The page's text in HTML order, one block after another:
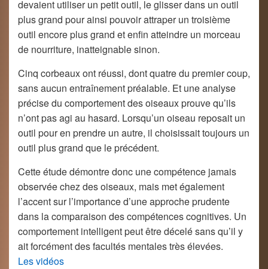
devaient utiliser un petit outil, le glisser dans un outil
plus grand pour ainsi pouvoir attraper un troisième
outil encore plus grand et enfin atteindre un morceau
de nourriture, inatteignable sinon.
Cinq corbeaux ont réussi, dont quatre du premier coup,
sans aucun entraînement préalable. Et une analyse
précise du comportement des oiseaux prouve qu’ils
n’ont pas agi au hasard. Lorsqu’un oiseau reposait un
outil pour en prendre un autre, il choisissait toujours un
outil plus grand que le précédent.
Cette étude démontre donc une compétence jamais
observée chez des oiseaux, mais met également
l’accent sur l’importance d’une approche prudente
dans la comparaison des compétences cognitives. Un
comportement intelligent peut être décelé sans qu’il y
ait forcément des facultés mentales très élevées.
Les vidéos